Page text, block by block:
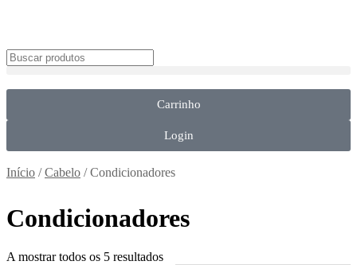
Carrinho
Login
Início /Cabelo / Condicionadores
Condicionadores
A mostrar todos os 5 resultados